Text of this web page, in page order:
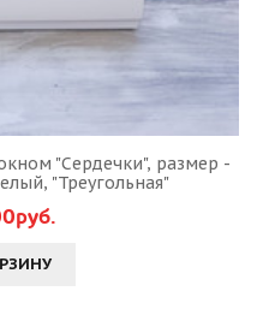
"Сердечки", размер -
"Треугольная"